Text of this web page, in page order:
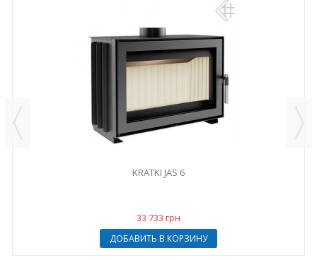
KRATKI JAS 6
33 733 грн
ДОБАВИТЬ В КОРЗИНУ